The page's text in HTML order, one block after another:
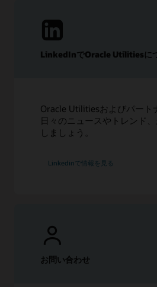
LinkedInでOracle Utilitiesに
Oracle Utilitiesおよびパート
日々のニュースやトレンド
しましょう。
Linkedinで情報を見る
お問い合わせ